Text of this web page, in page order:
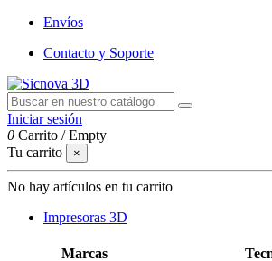
Envíos
Contacto y Soporte
Iniciar sesión
0 Carrito /Empty
Tu carrito
×
No hay artículos en tu carrito
Impresoras 3D
Marcas